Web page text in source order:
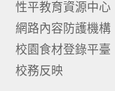
性平教育資源中心
網路內容防護機構
校園食材登錄平臺
校務反映